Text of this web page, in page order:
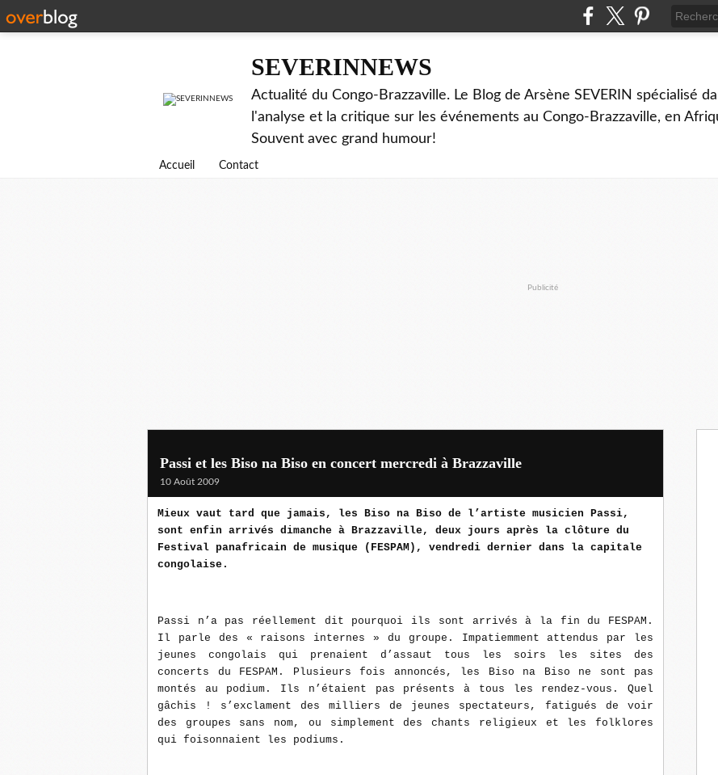
SEVERINNEWS
Actualité du Congo-Brazzaville. Le Blog de Arsène SEVERIN spécialisé
l'analyse et la critique sur les événements au Congo-Brazzaville, en
Souvent avec grand humour!
Accueil Contact
Publicité
Passi et les Biso na Biso en concert mercredi à Brazzaville
10 Août 2009
Mieux vaut tard que jamais, les Biso na Biso de l’artiste musicien Passi,
sont enfin arrivés dimanche à Brazzaville, deux jours après la clôture du
Festival panafricain de musique (FESPAM), vendredi dernier dans la capitale
congolaise.
Passi n’a pas réellement dit pourquoi ils sont arrivés à la fin du FESPAM.
Il parle des « raisons internes » du groupe. Impatiemment attendus par les
jeunes congolais qui prenaient d’assaut tous les soirs les sites des
concerts du FESPAM. Plusieurs fois annoncés, les Biso na Biso ne sont pas
montés au podium. Ils n’étaient pas présents à tous les rendez-vous. Quel
gâchis ! s’exclament des milliers de jeunes spectateurs, fatigués de voir
des groupes sans nom, ou simplement des chants religieux et les folklores
qui foisonnaient les podiums.